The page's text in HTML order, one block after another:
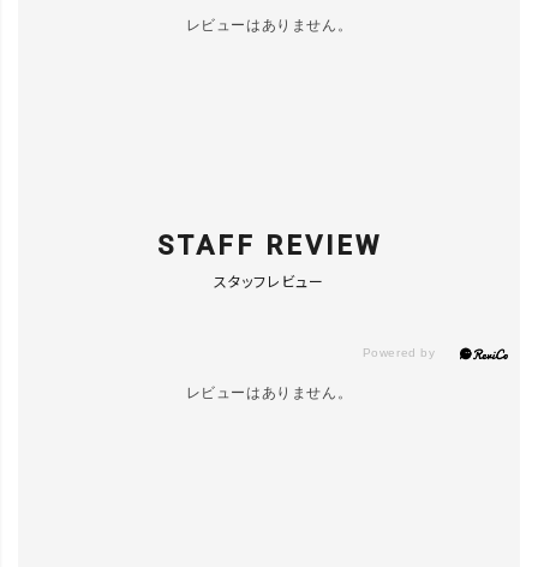
RED／F
在庫なし
LINEで再入荷
レビューはありません。
STAFF REVIEW
スタッフレビュー
レビューはありません。